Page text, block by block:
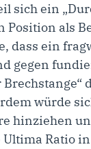
sich ein
Position als
dass ein
gegen
würde
hinziehen
Ratio in